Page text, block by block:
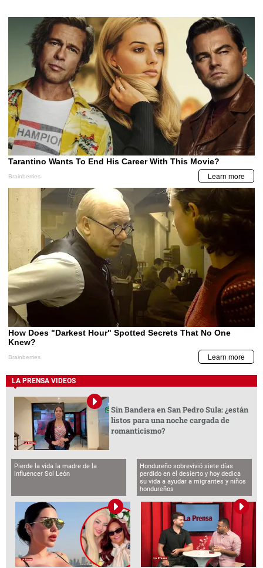
LA PRENSA VIDEOS
Sin Bandera en San Pedro Sula: ¿están
listos para una noche cargada de
romanticismo?
Pierde la vida la madre de la
influencer Sol León
Hondureño sobrevivió siete días
perdido en el desierto y hoy dedica
su vida a ayudar a migrantes y niños
hondureños